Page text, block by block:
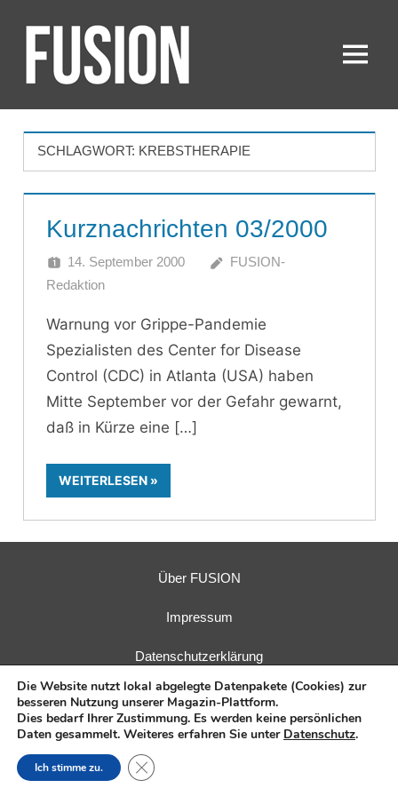
Inhalt
springenFUSION Menü
SCHLAGWORT: KREBSTHERAPIE
Kurznachrichten 03/2000
14. September 2000
FUSION-
Redaktion
Warnung vor Grippe-Pandemie
Spezialisten des Center for Disease
Control (CDC) in Atlanta (USA) haben
Mitte September vor der Gefahr gewarnt,
daß in Kürze eine
WEITERLESEN
Über FUSION
Impressum
Datenschutzerklärung
Herausgeber:Fusions-Energie-Forum e. V.| Verlag:E.I.R.
Die Website nutzt lokal abgelegte Datenpakete (Cookies) zur
besseren Nutzung unserer Magazin-Plattform.
Dies bedarf Ihrer Zustimmung. Es werden keine persönlichen
Daten gesammelt. Weiteres erfahren Sie unter Datenschutz.
Ich stimme zu. Close GDPR Cookie Banner